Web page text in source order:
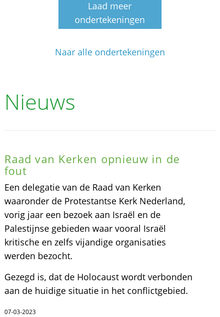
Laad meer
ondertekeningen
Naar alle ondertekeningen
Nieuws
Raad van Kerken opnieuw in de
fout
Een delegatie van de Raad van Kerken
waaronder de Protestantse Kerk Nederland,
vorig jaar een bezoek aan Israël en de
Palestijnse gebieden waar vooral Israël
kritische en zelfs vijandige organisaties
werden bezocht.
Gezegd is, dat de Holocaust wordt verbonden
aan de huidige situatie in het conflictgebied.
07-03-2023